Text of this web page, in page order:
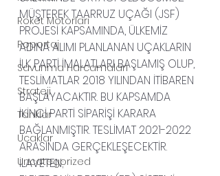
Roket Motorlari
Roportaj
Savunma Harcamalari
Strateji
Tanklar
Ucaklar
Uncategorized
MÜŞTEREK TAARRUZ UÇAĞI (JSF)
PROJESİ KAPSAMINDA, ÜLKEMİZ
ADINA ALIMI PLANLANAN UÇAKLARIN
İLK PARTİ İMALATLARI BAŞLAMIŞ OLUP,
TESLİMATLAR 2018 YILINDAN İTİBAREN
BAŞLAYACAKTIR. BU KAPSAMDA
İKİNCİ PARTİ SİPARİŞİ KARARA
BAĞLANMIŞTIR. TESLİMAT 2021-2022
ARASINDA GERÇEKLEŞECEKTİR.
İLAVETEN;